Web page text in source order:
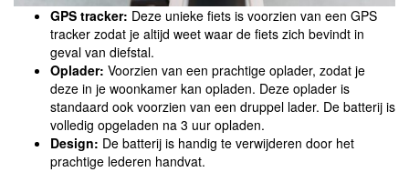
GPS tracker: Deze unieke fiets is voorzien van een GPS
tracker zodat je altijd weet waar de fiets zich bevindt in
geval van diefstal.
Oplader: Voorzien van een prachtige oplader, zodat je
deze in je woonkamer kan opladen. Deze oplader is
standaard ook voorzien van een druppel lader. De batterij is
volledig opgeladen na 3 uur opladen.
Design: De batterij is handig te verwijderen door het
prachtige lederen handvat.